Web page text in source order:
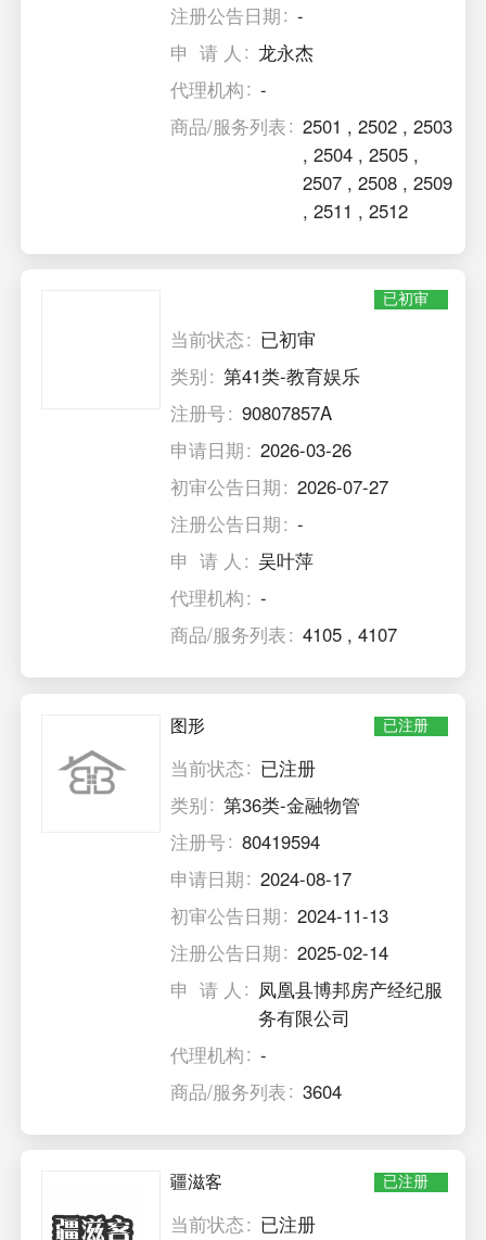
注册公告日期
-
申 请 人
龙永杰
代理机构
-
商品/服务列表
2501 ,2502 ,2503
,2504 ,2505 ,
2507 ,2508 ,2509
,2511 ,2512
已初审
当前状态
已初审
类别
第41类-教育娱乐
注册号
90807857A
申请日期
2026-03-26
初审公告日期
2026-07-27
注册公告日期
-
申 请 人
吴叶萍
代理机构
-
商品/服务列表
4105 ,4107
图形 已注册
当前状态
已注册
类别
第36类-金融物管
注册号
80419594
申请日期
2024-08-17
初审公告日期
2024-11-13
注册公告日期
2025-02-14
申 请 人
凤凰县博邦房产经纪服
务有限公司
代理机构
-
商品/服务列表
3604
疆滋客 已注册
当前状态
已注册